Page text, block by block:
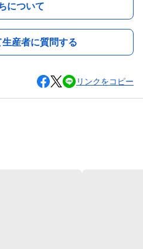
について
産者に質問する
リンクをコピー